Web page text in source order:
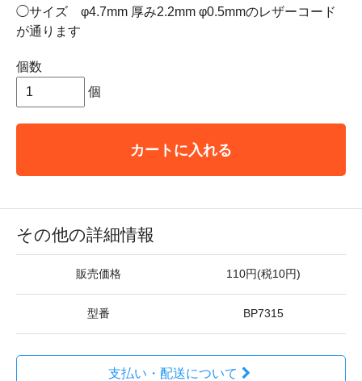
◯サイズ φ4.7mm 厚み2.2mm φ0.5mmのレザーコード
が通ります
個数
個
カートに入れる
その他の詳細情報
販売価格 110円(税10円)
型番 BP7315
支払い・配送について